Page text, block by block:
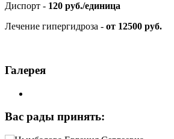
Диспорт - 120 руб./единица
Лечение гипергидроза - от 12500 руб.
Галерея
Вас рады принять: